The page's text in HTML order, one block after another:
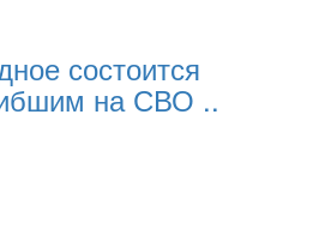
состоится
на СВО ..